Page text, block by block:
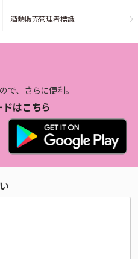
酒類販売管理者標識
で、さらに便利。
はこちら